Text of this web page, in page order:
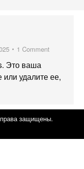
1 Comment
Это ваша
или удалите ее,
защищены.